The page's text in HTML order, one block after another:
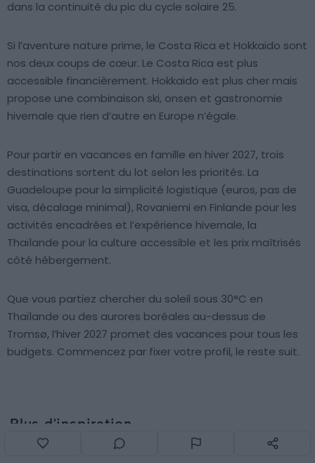
dans la continuité du pic du cycle solaire 25.
Si l’aventure nature prime, le Costa Rica et Hokkaido sont
nos deux coups de cœur. Le Costa Rica est plus
accessible financièrement. Hokkaido est plus cher mais
propose une combinaison ski, onsen et gastronomie
hivernale que rien d’autre en Europe n’égale.
Pour partir en vacances en famille en hiver 2027, trois
destinations sortent du lot selon les priorités. La
Guadeloupe pour la simplicité logistique (euros, pas de
visa, décalage minimal), Rovaniemi en Finlande pour les
activités encadrées et l’expérience hivernale, la
Thaïlande pour la culture accessible et les prix maîtrisés
côté hébergement.
Que vous partiez chercher du soleil sous 30°C en
Thaïlande ou des aurores boréales au-dessus de
Tromsø, l’hiver 2027 promet des vacances pour tous les
budgets. Commencez par fixer votre profil, le reste suit.
Plus d'inspiration